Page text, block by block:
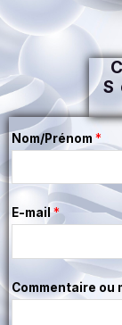
Nom/Prénom *
E-mail*
Commentaire ou